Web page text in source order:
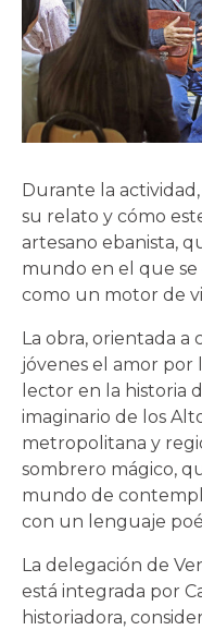
Durante la
su relato y cómo
artesano ebanista,
mundo en el que
como un motor de
La obra, orientada a
jóvenes el amor por
lector en la historia
imaginario de los
metropolitana y
sombrero mágico,
mundo de
con un lenguaje
La delegación de
está integrada por
historiadora,